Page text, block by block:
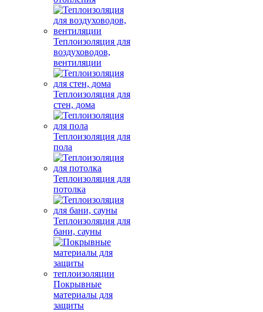
Теплоизоляция для
воздуховодов,
вентиляции
Теплоизоляция для
стен, дома
Теплоизоляция для
пола
Теплоизоляция для
потолка
Теплоизоляция для
бани, сауны
Покрывные
материалы для
защиты